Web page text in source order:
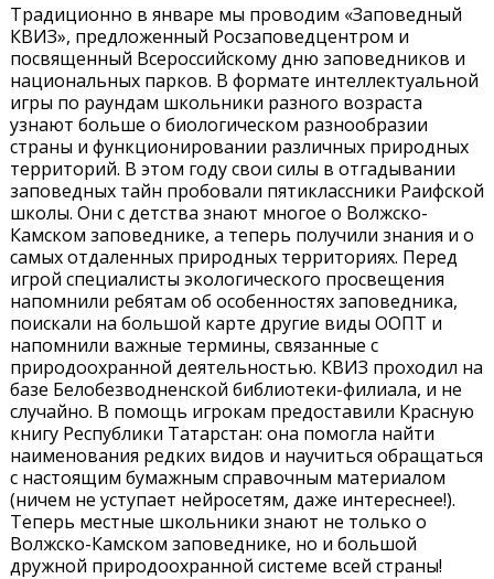
Традиционно в январе мы проводим «Заповедный
КВИЗ», предложенный Росзаповедцентром и
посвященный Всероссийскому дню заповедников и
национальных парков. В формате интеллектуальной
игры по раундам школьники разного возраста
узнают больше о биологическом разнообразии
страны и функционировании различных природных
территорий. В этом году свои силы в отгадывании
заповедных тайн пробовали пятиклассники Раифской
школы. Они с детства знают многое о Волжско-
Камском заповеднике, а теперь получили знания и о
самых отдаленных природных территориях. Перед
игрой специалисты экологического просвещения
напомнили ребятам об особенностях заповедника,
поискали на большой карте другие виды ООПТ и
напомнили важные термины, связанные с
природоохранной деятельностью. КВИЗ проходил на
базе Белобезводненской библиотеки-филиала, и не
случайно. В помощь игрокам предоставили Красную
книгу Республики Татарстан: она помогла найти
наименования редких видов и научиться обращаться
с настоящим бумажным справочным материалом
(ничем не уступает нейросетям, даже интереснее!).
Теперь местные школьники знают не только о
Волжско-Камском заповеднике, но и большой
дружной природоохранной системе всей страны!